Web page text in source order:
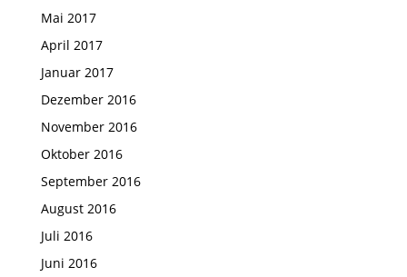
Mai 2017
April 2017
Januar 2017
Dezember 2016
November 2016
Oktober 2016
September 2016
August 2016
Juli 2016
Juni 2016